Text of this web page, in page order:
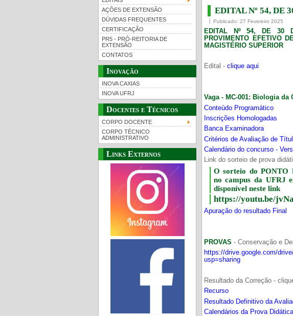
AÇÕES DE EXTENSÃO
DÚVIDAS FREQUENTES
CERTIFICAÇÃO
PR5 - PRÓ-REITORIA DE
EXTENSÃO
CONTATOS
Inovação
INOVA CAXIAS
INOVA UFRJ
Docentes e Técnicos
CORPO DOCENTE
CORPO TÉCNICO
ADMINISTRATIVO
Links Externos
EDITAL Nº 54, DE
Publicado: 27 Fevereiro 2025
EDITAL Nº 54, DE 30
PROVIMENTO EFETIVO
MAGISTÉRIO SUPERIOR
Edital - clique aqui
Vaga - MC-001: Biologia da
Conteúdo Programático
Inscrições Homologadas
Banca Examinadora
Critérios de Avaliação de
Calendário do concurso -
Link do sorteio de prova
O sorteio do
no campus da UFRJ
disponível neste link
https://youtu.be/
Apuração do resultado Final
PROVAS - Conservação e
https://drive.google.com/
usp=sharing
Resultado da Correção -
Recurso
Resultado Definitivo da
Calendários da Prova